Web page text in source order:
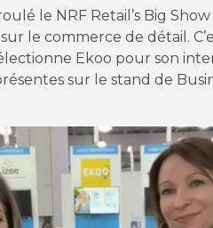
le NRF Retail’s Big
le commerce de détail.
Ekoo pour son
sur le stand de